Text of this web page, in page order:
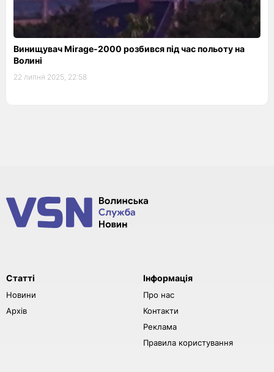
Винищувач Mirage-2000 розбився під час польоту на
Волині
22 липня 2025, 22:58
Статті
Новини
Архів
Інформація
Про нас
Контакти
Реклама
Правила користування